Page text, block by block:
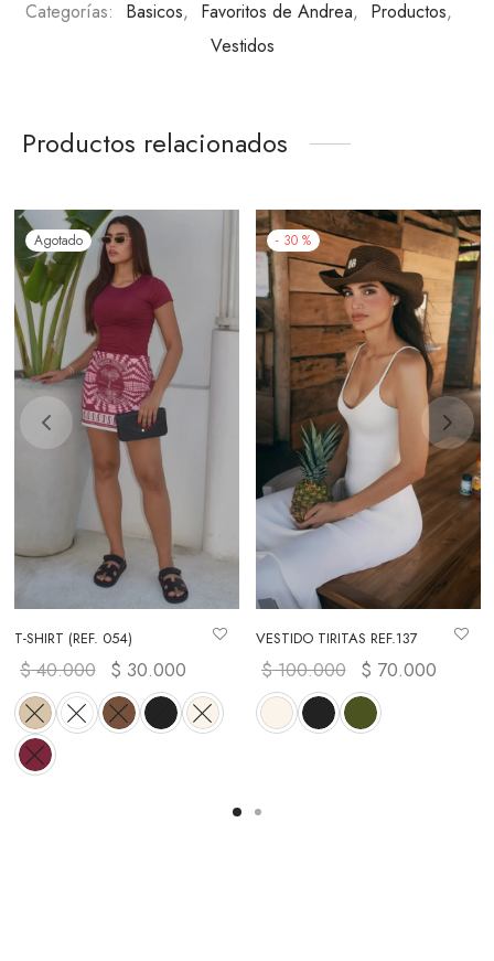
Categorías: Basicos, Favoritos de Andrea, Productos,
Vestidos
Productos relacionados
Agotado
T-SHIRT (REF. 054)
$40.000
El precio
original
era:
$ 30.000
actual es:
$ 30.000.
- 30 %
VESTIDO TIRITAS REF.137
$100.000
El precio
original era:
$ 100.000.
$ 70.000